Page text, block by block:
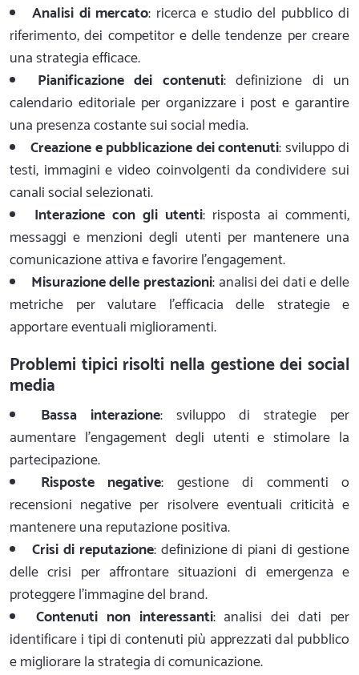
Analisi di mercato: ricerca e studio del pubblico di
riferimento, dei competitor e delle tendenze per creare
una strategia efficace.
Pianificazione dei contenuti: definizione di un
calendario editoriale per organizzare i post e garantire
una presenza costante sui social media.
Creazione e pubblicazione dei contenuti: sviluppo di
testi, immagini e video coinvolgenti da condividere sui
canali social selezionati.
Interazione con gli utenti: risposta ai commenti,
messaggi e menzioni degli utenti per mantenere una
comunicazione attiva e favorire l'engagement.
Misurazione delle prestazioni: analisi dei dati e delle
metriche per valutare l'efficacia delle strategie e
apportare eventuali miglioramenti.
Problemi tipici risolti nella gestione dei social
media
Bassa interazione: sviluppo di strategie per
aumentare l'engagement degli utenti e stimolare la
partecipazione.
Risposte negative: gestione di commenti o
recensioni negative per risolvere eventuali criticità e
mantenere una reputazione positiva.
Crisi di reputazione: definizione di piani di gestione
delle crisi per affrontare situazioni di emergenza e
proteggere l'immagine del brand.
Contenuti non interessanti: analisi dei dati per
identificare i tipi di contenuti più apprezzati dal pubblico
e migliorare la strategia di comunicazione.